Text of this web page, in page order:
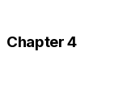
Chapter 4